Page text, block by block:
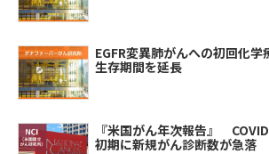
EGFR変異肺がんへの初回化
生存期間を延長
『米国がん年次報告』
初期に新規がん診断数が急落